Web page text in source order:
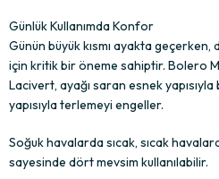
Günlük Kullanımda Konfor
Günün büyük kısmı ayakta geçerken,
için kritik bir öneme sahiptir. Bolero
Lacivert, ayağı saran esnek
yapısıyla terlemeyi engeller.
Soğuk havalarda sıcak, sıcak
sayesinde dört mevsim kullanılabilir.